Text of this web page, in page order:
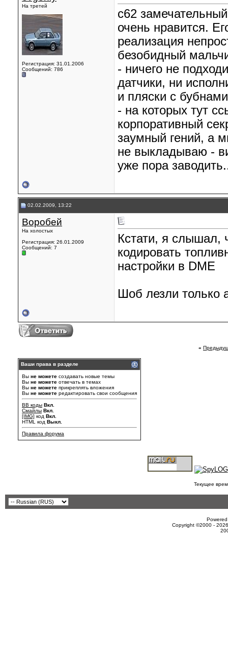
На третей
Регистрация: 31.01.2006
Сообщений: 786
с62
очень нравится.
реализация
безобидный
- ничего не
датчики, ни
и пляски с
- на которых тут
корпоративный
заумный гений, а
не выкладываю -
уже пора
02.02.2009, 13:22
Воробей
На холостых
Регистрация: 26.01.2009
Сообщений: 7
Кстати, я слышал,
кодировать
настройки в DME
Шоб лезли только
«
Ваши права в разделе
Вы не можете создавать новые темы
Вы не можете отвечать в темах
Вы не можете прикреплять вложения
Вы не можете редактировать свои сообщения
BB коды Вкл.
Смайлы Вкл.
[IMG] код Вкл.
HTML код Выкл.
Правила форума
Текущее
Copyright ©2000 -